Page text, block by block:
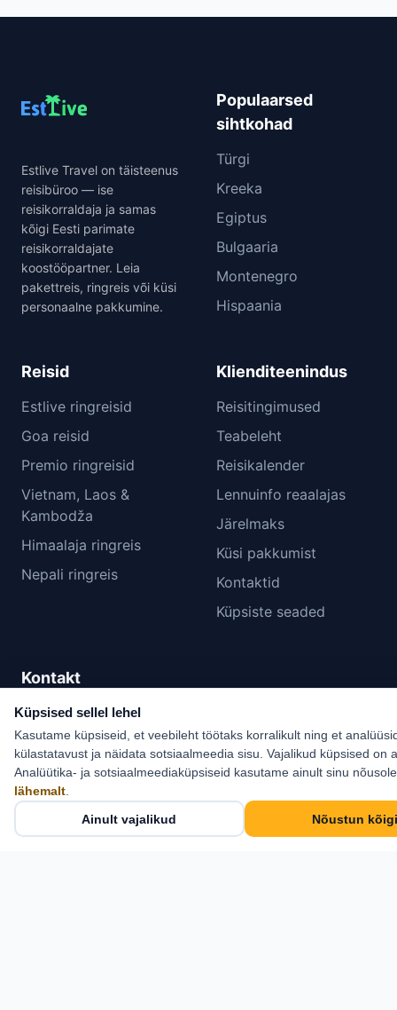
Estlive Travel on täisteenus
reisibüroo — ise
reisikorraldaja ja samas
kõigi Eesti parimate
reisikorraldajate
koostööpartner. Leia
pakettreis, ringreis või küsi
personaalne pakkumine.
Populaarsed
sihtkohad
Türgi
Kreeka
Egiptus
Bulgaaria
Montenegro
Hispaania
Reisid
Estlive ringreisid
Goa reisid
Premio ringreisid
Vietnam, Laos &
Kambodža
Himaalaja ringreis
Nepali ringreis
Klienditeenindus
Reisitingimused
Teabeleht
Reisikalender
Lennuinfo reaalajas
Järelmaks
Küsi pakkumist
Kontaktid
Küpsiste seaded
Kontakt
Estlive Travel OÜ
Cosius Pubi, II korrus
Pikk tn 21, Kose,
Harjumaa 75101
+372 6 555 800
Küpsised sellel lehel
Kasutame küpsiseid, et veebileht töötaks korralikult ning et
külastatavust ja näidata sotsiaalmeedia sisu. Vajalikud küpsised on
Analüütika- ja sotsiaalmeediaküpsiseid kasutame ainult sinu
lähemalt.
Ainult vajalikud Nõustun